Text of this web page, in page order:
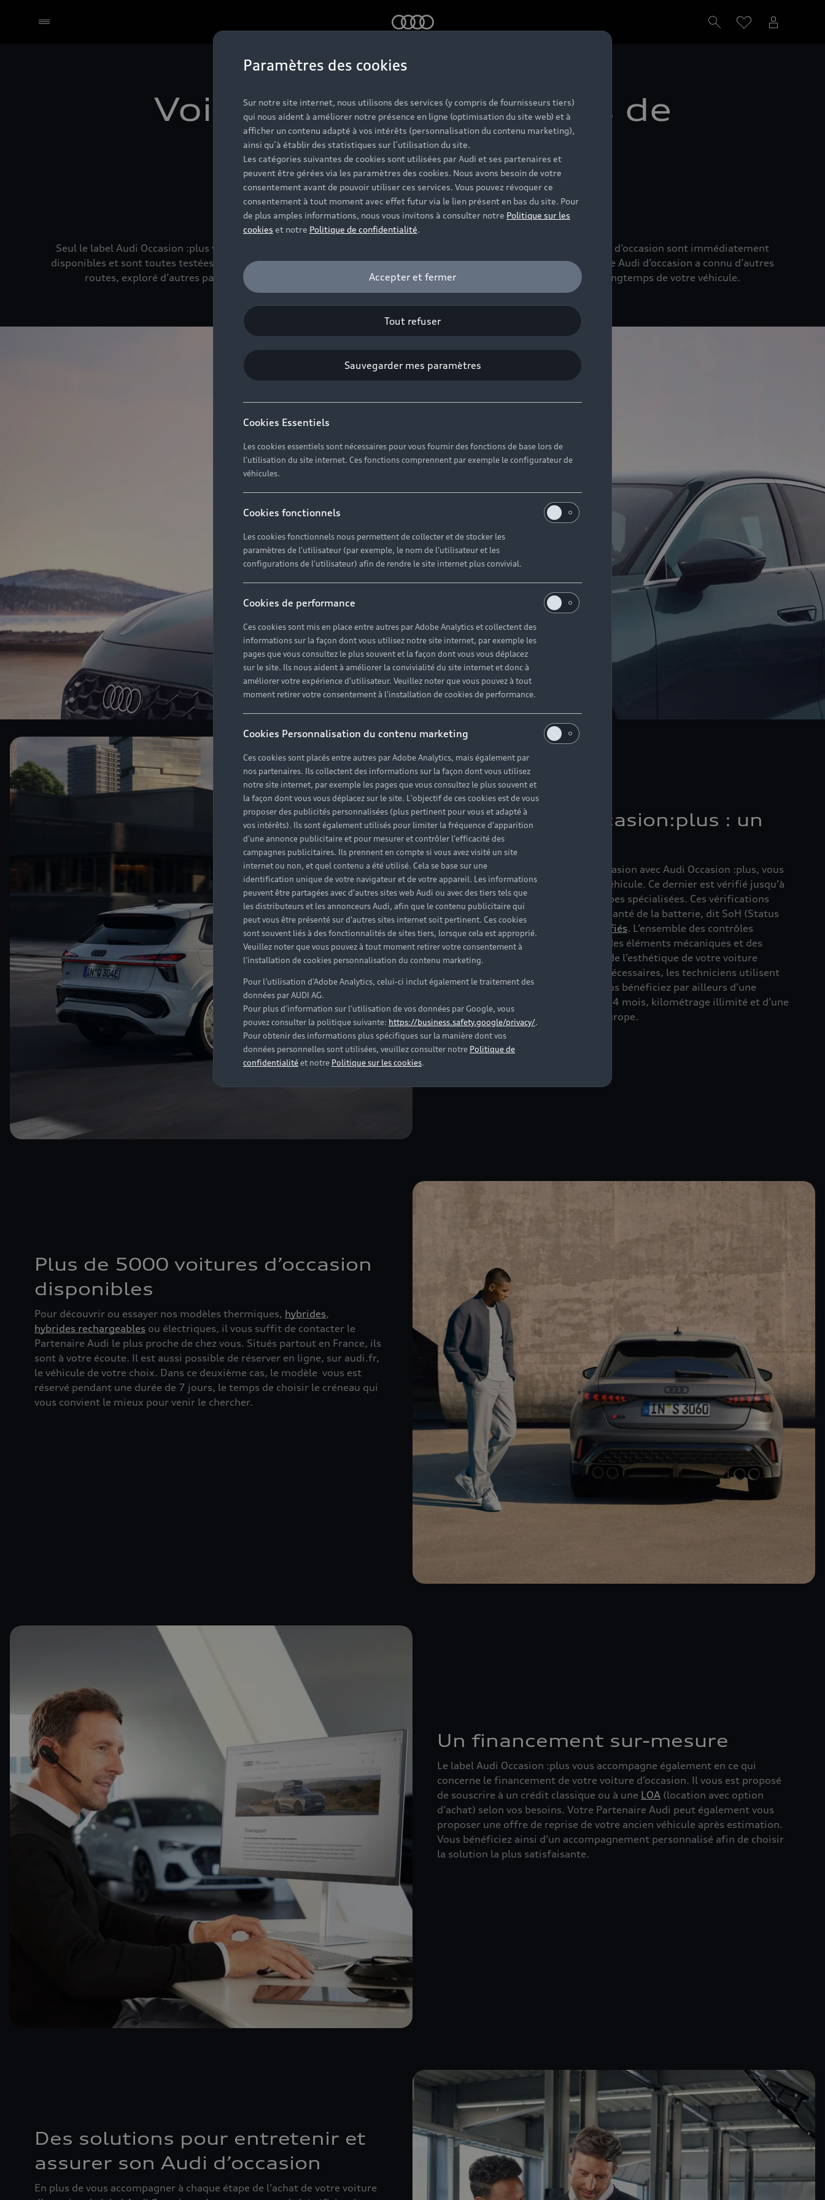
Voiture d’occasion : plus de
5 000 modèles Audi
disponibles
Seul le label Audi Occasion :plus vous permet de profiter de toute l’expertise des équipes de la marque. Nos voitures d’occasion sont immédiatement
disponibles et sont toutes testées jusqu’à 130 points de contrôle par des techniciens spécialisés. Ainsi, même si votre Audi d’occasion a connu d’autres
routes, exploré d’autres paysages, grâce à ces contrôles minutieux rien n’y paraîtra et vous pourrez profiter longtemps de votre véhicule.
Le label Audi Occasion:plus : un
gage de fiabilité
Lors de l’achat de votre voiture d’occasion avec Audi Occasion :plus, vous
êtes certain de la fiabilité de votre véhicule. Ce dernier est vérifié jusqu’à
130 points de contrôle par des équipes spécialisées. Ces vérifications
incluent un test certifié de l’état de santé de la batterie, dit SoH (Status
of Health), pour les véhicules électrifiés. L’ensemble des contrôles
permet de s’assurer du parfait état des éléments mécaniques et des
dispositifs électroniques ou encore de l’esthétique de votre voiture
d’occasion. Si des réparations sont nécessaires, les techniciens utilisent
alors des pièces d’Origine Audi®. Vous bénéficiez par ailleurs d’une
garantie voiture d’occasion jusqu’à 24 mois, kilométrage illimité et d’une
assistance 24h/7j en France et en Europe.
Plus de 5000 voitures d’occasion
disponibles
Pour découvrir ou essayer nos modèles thermiques, hybrides,
hybrides rechargeables ou électriques, il vous suffit de contacter le
Partenaire Audi le plus proche de chez vous. Situés partout en France, ils
sont à votre écoute. Il est aussi possible de réserver en ligne, sur audi.fr,
le véhicule de votre choix. Dans ce deuxième cas, le modèle vous est
réservé pendant une durée de 7 jours, le temps de choisir le créneau qui
vous convient le mieux pour venir le chercher.
Un financement sur-mesure
Le label Audi Occasion :plus vous accompagne également en ce qui
concerne le financement de votre voiture d’occasion. Il vous est proposé
de souscrire à un crédit classique ou à une LOA (location avec option
d’achat) selon vos besoins. Votre Partenaire Audi peut également vous
proposer une offre de reprise de votre ancien véhicule après estimation.
Vous bénéficiez ainsi d’un accompagnement personnalisé afin de choisir
la solution la plus satisfaisante.
Des solutions pour entretenir et
assurer son Audi d’occasion
En plus de vous accompagner à chaque étape de l’achat de votre voiture
Paramètres des cookies
Sur notre site internet, nous utilisons des services (y compris de fournisseurs tiers)
qui nous aident à améliorer notre présence en ligne (optimisation du site web) et à
afficher un contenu adapté à vos intérêts (personnalisation du contenu marketing),
ainsi qu’à établir des statistiques sur l’utilisation du site.
Les catégories suivantes de cookies sont utilisées par Audi et ses partenaires et
peuvent être gérées via les paramètres des cookies. Nous avons besoin de votre
consentement avant de pouvoir utiliser ces services. Vous pouvez révoquer ce
consentement à tout moment avec effet futur via le lien présent en bas du site. Pour
de plus amples informations, nous vous invitons à consulter notre Politique sur les
cookies et notre Politique de confidentialité.
Accepter et fermer
Tout refuser
Sauvegarder mes paramètres
Cookies Essentiels
Les cookies essentiels sont nécessaires pour vous fournir des fonctions de base lors de
l'utilisation du site internet. Ces fonctions comprennent par exemple le configurateur de
véhicules.
Cookies fonctionnels
Les cookies fonctionnels nous permettent de collecter et de stocker les
paramètres de l'utilisateur (par exemple, le nom de l'utilisateur et les
configurations de l'utilisateur) afin de rendre le site internet plus convivial.
Cookies de performance
Ces cookies sont mis en place entre autres par Adobe Analytics et collectent des
informations sur la façon dont vous utilisez notre site internet, par exemple les
pages que vous consultez le plus souvent et la façon dont vous vous déplacez
sur le site. Ils nous aident à améliorer la convivialité du site internet et donc à
améliorer votre expérience d'utilisateur. Veuillez noter que vous pouvez à tout
moment retirer votre consentement à l'installation de cookies de performance.
Cookies Personnalisation du contenu marketing
Ces cookies sont placés entre autres par Adobe Analytics, mais également par
nos partenaires. Ils collectent des informations sur la façon dont vous utilisez
notre site internet, par exemple les pages que vous consultez le plus souvent et
la façon dont vous vous déplacez sur le site. L'objectif de ces cookies est de vous
proposer des publicités personnalisées (plus pertinent pour vous et adapté à
vos intérêts). Ils sont également utilisés pour limiter la fréquence d'apparition
d'une annonce publicitaire et pour mesurer et contrôler l'efficacité des
campagnes publicitaires. Ils prennent en compte si vous avez visité un site
internet ou non, et quel contenu a été utilisé. Cela se base sur une
identification unique de votre navigateur et de votre appareil. Les informations
peuvent être partagées avec d'autres sites web Audi ou avec des tiers tels que
les distributeurs et les annonceurs Audi, afin que le contenu publicitaire qui
peut vous être présenté sur d'autres sites internet soit pertinent. Ces cookies
sont souvent liés à des fonctionnalités de sites tiers, lorsque cela est approprié.
Veuillez noter que vous pouvez à tout moment retirer votre consentement à
l'installation de cookies personnalisation du contenu marketing.
Pour l’utilisation d’Adobe Analytics, celui-ci inclut également le traitement des
données par AUDI AG.
Pour plus d’information sur l’utilisation de vos données par Google, vous
pouvez consulter la politique suivante: https://business.safety.google/privacy/.
Pour obtenir des informations plus spécifiques sur la manière dont vos
données personnelles sont utilisées, veuillez consulter notre Politique de
confidentialitéet notre Politique sur les cookies.